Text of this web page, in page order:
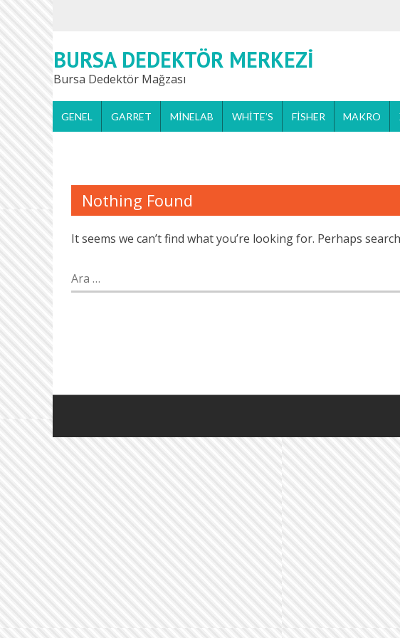
BURSA DEDEKTÖR MERKEZI
Bursa Dedektör Mağzası
GENEL GARRET MINELAB WHITE’S FISHER MAKRO
Nothing Found
It seems we can’t find what you’re looking for. Perhaps
Arama: